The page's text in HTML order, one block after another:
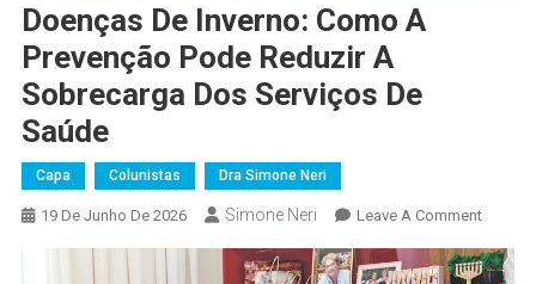
Doenças De Inverno: Como A
Prevenção Pode Reduzir A
Sobrecarga Dos Serviços De
Saúde
Capa Colunistas Dra Simone Neri
19 De Junho De 2026 Simone Neri Leave A CommentOn
De